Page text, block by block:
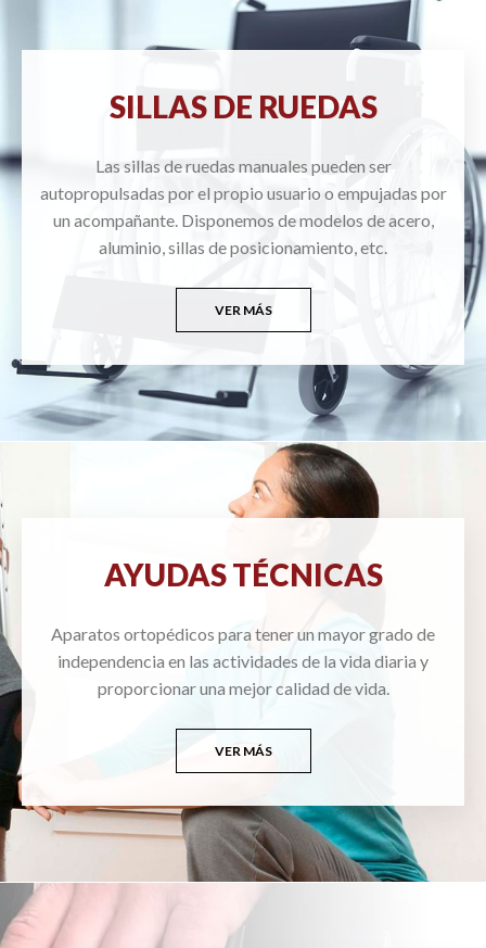
SILLAS DE RUEDAS
Las sillas de ruedas manuales pueden ser
autopropulsadas por el propio usuario o empujadas por
un acompañante. Disponemos de modelos de acero,
aluminio, sillas de posicionamiento, etc.
VER MÁS
AYUDAS TÉCNICAS
Aparatos ortopédicos para tener un mayor grado de
independencia en las actividades de la vida diaria y
proporcionar una mejor calidad de vida.
VER MÁS